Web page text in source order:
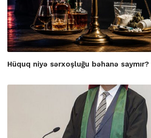
Hüquq niyə sərxoşluğu bəhanə saymır?